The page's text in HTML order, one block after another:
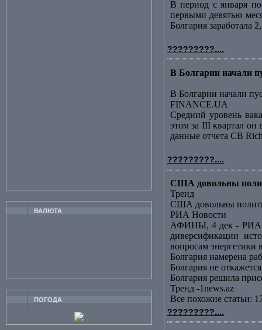
ВАЛЮТА
ПОГОДА
В период с января по
первыми девятью
Болгария заработала
?????????....
В Болгарии начали
В Болгарии начали
FINANCE.UA
Средний уровень
этом за III квартал он
данные отчета CB
?????????....
США довольны
Тренд
США довольны
РИА Новости
АФИНЫ, 4 дек - РИА
диверсификации
вопросам энергетики
Болгария намерена
Болгария не
Болгария решила
Тренд -1news.az
Все похожие статьи:
?????????....